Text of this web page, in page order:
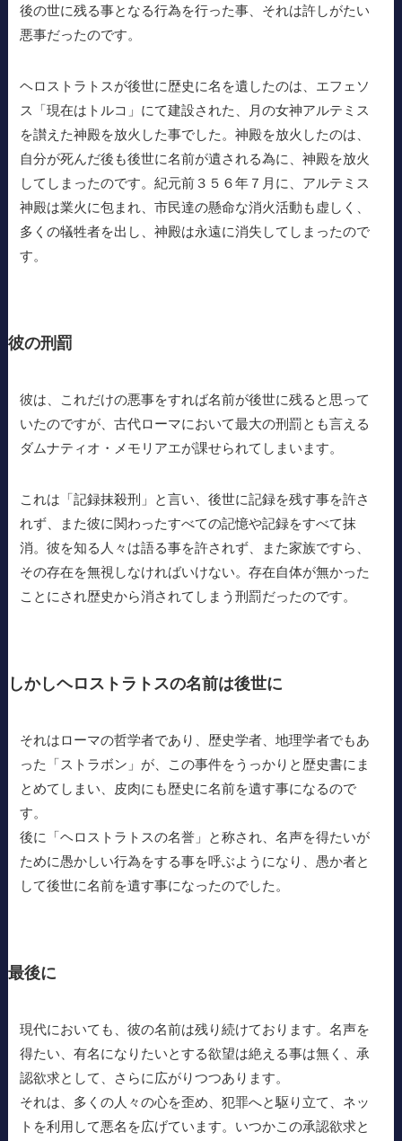
後の世に残る事となる行為を行った事、それは許しがたい
悪事だったのです。
ヘロストラトスが後世に歴史に名を遺したのは、エフェソ
ス「現在はトルコ」にて建設された、月の女神アルテミス
を讃えた神殿を放火した事でした。神殿を放火したのは、
自分が死んだ後も後世に名前が遺される為に、神殿を放火
してしまったのです。紀元前３５６年７月に、アルテミス
神殿は業火に包まれ、市民達の懸命な消火活動も虚しく、
多くの犠牲者を出し、神殿は永遠に消失してしまったので
す。
彼の刑罰
彼は、これだけの悪事をすれば名前が後世に残ると思って
いたのですが、古代ローマにおいて最大の刑罰とも言える
ダムナティオ・メモリアエが課せられてしまいます。
これは「記録抹殺刑」と言い、後世に記録を残す事を許さ
れず、また彼に関わったすべての記憶や記録をすべて抹
消。彼を知る人々は語る事を許されず、また家族ですら、
その存在を無視しなければいけない。存在自体が無かった
ことにされ歴史から消されてしまう刑罰だったのです。
しかしヘロストラトスの名前は後世に
それはローマの哲学者であり、歴史学者、地理学者でもあ
った「ストラボン」が、この事件をうっかりと歴史書にま
とめてしまい、皮肉にも歴史に名前を遺す事になるので
す。
後に「ヘロストラトスの名誉」と称され、名声を得たいが
ために愚かしい行為をする事を呼ぶようになり、愚か者と
して後世に名前を遺す事になったのでした。
最後に
現代においても、彼の名前は残り続けております。名声を
得たい、有名になりたいとする欲望は絶える事は無く、承
認欲求として、さらに広がりつつあります。
それは、多くの人々の心を歪め、犯罪へと駆り立て、ネッ
トを利用して悪名を広げています。いつかこの承認欲求と